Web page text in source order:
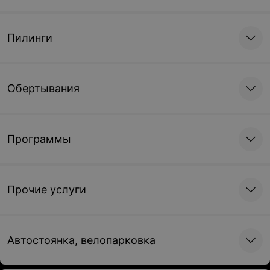
Пилинги
Обертывания
Программы
Прочие услуги
Автостоянка, велопарковка